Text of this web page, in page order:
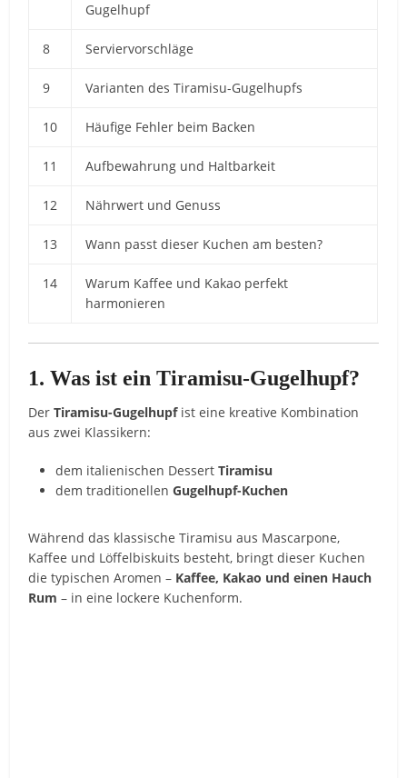
Gugelhupf
8 Serviervorschläge
9 Varianten des Tiramisu-Gugelhupfs
10 Häufige Fehler beim Backen
11 Aufbewahrung und Haltbarkeit
12 Nährwert und Genuss
13 Wann passt dieser Kuchen am besten?
14
Warum Kaffee und Kakao perfekt
harmonieren
1. Was ist ein Tiramisu-Gugelhupf?
DerTiramisu-Gugelhupfist eine kreative Kombination
aus zwei Klassikern:
dem italienischen DessertTiramisu
dem traditionellenGugelhupf-Kuchen
Während das klassische Tiramisu aus Mascarpone,
Kaffee und Löffelbiskuits besteht, bringt dieser Kuchen
die typischen Aromen – Kaffee, Kakao und einen Hauch
Rum – in eine lockere Kuchenform.